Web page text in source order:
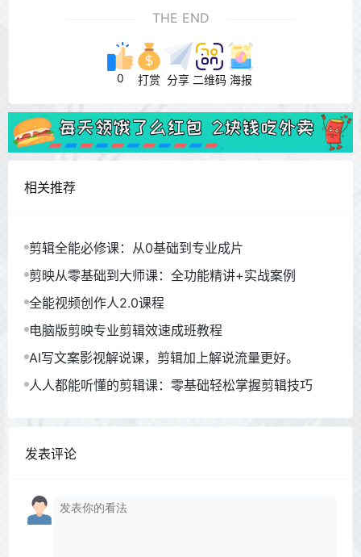
THE END
0 打赏 分享 二维码 海报
相关推荐
剪辑全能必修课：从0基础到专业成片
剪映从零基础到大师课：全功能精讲+实战案例
全能视频创作人2.0课程
电脑版剪映专业剪辑效速成班教程
AI写文案影视解说课，剪辑加上解说流量更好。
人人都能听懂的剪辑课：零基础轻松掌握剪辑技巧
发表评论